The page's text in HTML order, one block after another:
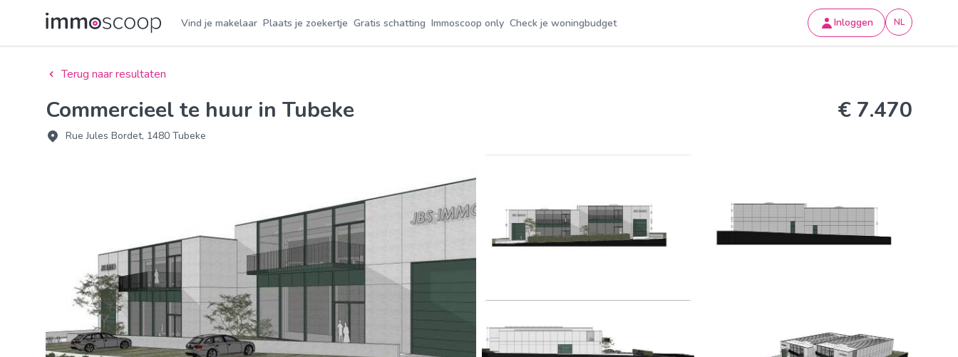
Vind je makelaar Plaats je zoekertje Gratis schatting Immoscoop only Check je woningbudget Inloggen NL
Terug naar resultaten
Commercieel te huur in Tubeke
Rue Jules Bordet, 1480 Tubeke
€ 7.470